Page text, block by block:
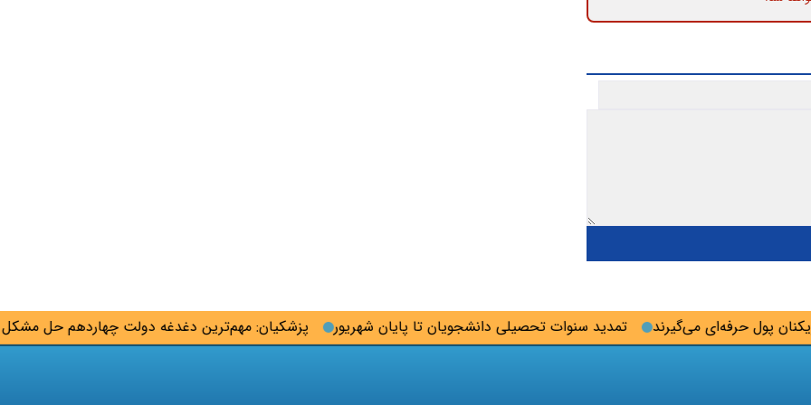
پزشکیان: مهم‌ترین دغدغه دولت چهاردهم حل مشکل تمدید سنوات تحصیلی دانشجویان تا پایان شهریور پول حرفه‌ای می‌گیرند